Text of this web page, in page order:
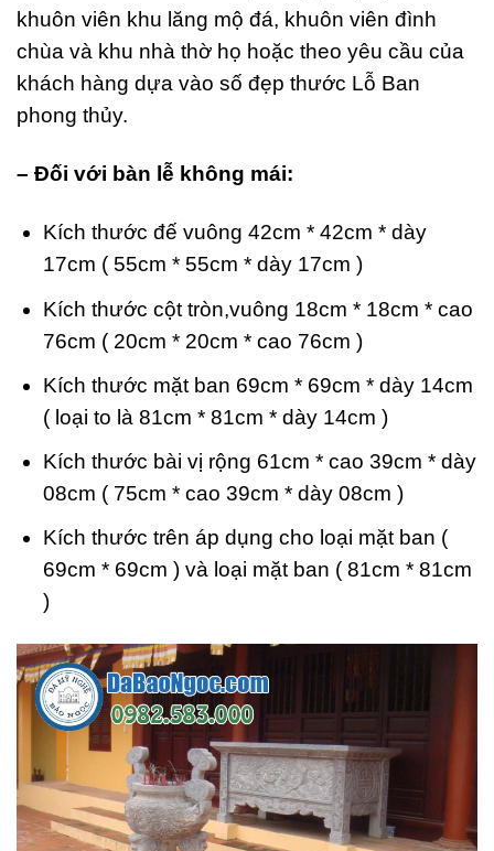
khuôn viên khu lăng mộ đá, khuôn viên đình
chùa và khu nhà thờ họ hoặc theo yêu cầu của
khách hàng dựa vào số đẹp thước Lỗ Ban
phong thủy.
– Đối với bàn lễ không mái:
Kích thước đế vuông 42cm * 42cm * dày
17cm ( 55cm * 55cm * dày 17cm )
Kích thước cột tròn,vuông 18cm * 18cm * cao
76cm ( 20cm * 20cm * cao 76cm )
Kích thước mặt ban 69cm * 69cm * dày 14cm
( loại to là 81cm * 81cm * dày 14cm )
Kích thước bài vị rộng 61cm * cao 39cm * dày
08cm ( 75cm * cao 39cm * dày 08cm )
Kích thước trên áp dụng cho loại mặt ban (
69cm * 69cm ) và loại mặt ban ( 81cm * 81cm
)